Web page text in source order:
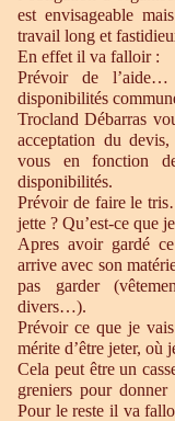
est envisageable
travail long et
En effet il va falloir :
Prévoir de
disponibilités
Trocland Débarras
acceptation du
vous en fonction
disponibilités.
Prévoir de faire le
jette ? Qu’est-ce que
Apres avoir gardé
arrive avec son
pas garder
divers…).
Prévoir ce que je
mérite d’être jeter, où
Cela peut être un
greniers pour
Pour le reste il va